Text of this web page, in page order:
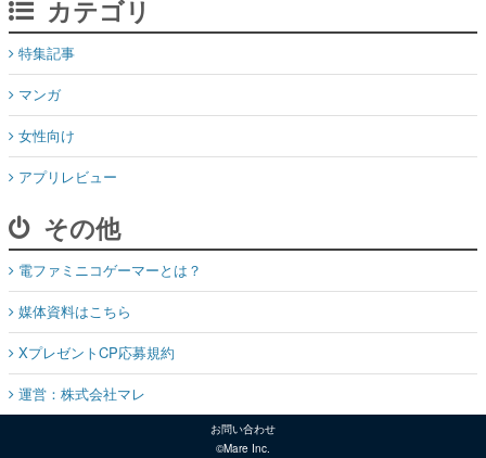
マンガ
女性向け
アプリレビュー
その他
電ファミニコゲーマーとは？
媒体資料はこちら
XプレゼントCP応募規約
運営：株式会社マレ